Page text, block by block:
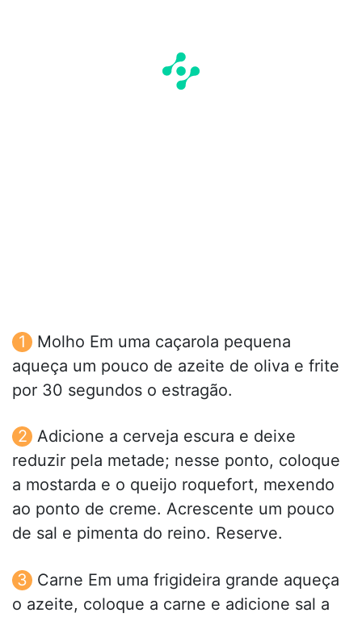
Molho Em uma caçarola pequena
aqueça um pouco de azeite de oliva e frite
por 30 segundos o estragão.
Adicione a cerveja escura e deixe
reduzir pela metade; nesse ponto, coloque
a mostarda e o queijo roquefort, mexendo
ao ponto de creme. Acrescente um pouco
de sal e pimenta do reino. Reserve.
Carne Em uma frigideira grande aqueça
o azeite, coloque a carne e adicione sal a